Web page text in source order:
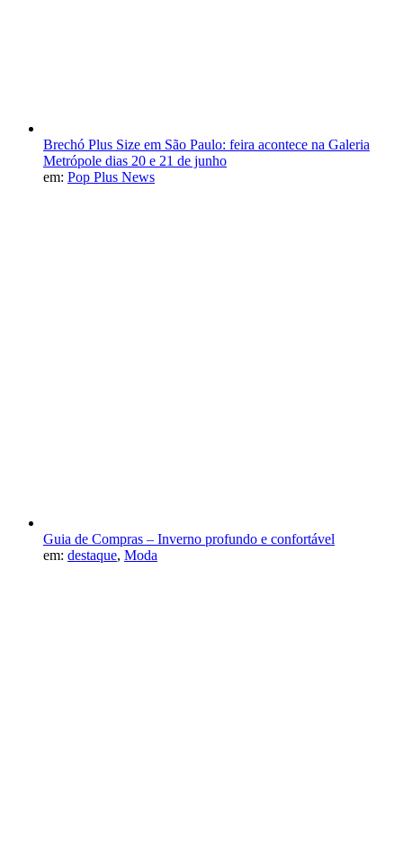
Brechó Plus Size em São Paulo: feira acontece na Galeria
Metrópole dias 20 e 21 de junho
em: Pop Plus News
Guia de Compras – Inverno profundo e confortável
em: destaque, Moda